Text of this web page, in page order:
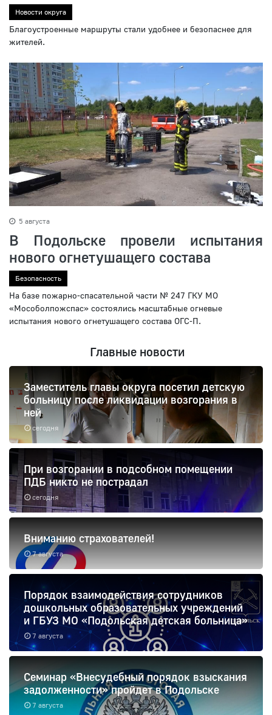
Новости округа
Благоустроенные маршруты стали удобнее и безопаснее для
жителей.
5 августа
В Подольске провели испытания
нового огнетушащего состава
Безопасность
На базе пожарно-спасательной части № 247 ГКУ МО
«Мособолпожспас» состоялись масштабные огневые
испытания нового огнетушащего состава ОГС-П.
Главные новости
сегодня
Заместитель главы округа посетил детскую
больницу после ликвидации возгорания в
ней
сегодня
При возгорании в подсобном помещении
ПДБ никто не пострадал
7 августа
Вниманию страхователей!
7 августа
Порядок взаимодействия сотрудников
дошкольных образовательных учреждений
и ГБУЗ МО «Подольская детская больница»
7 августа
Семинар «Внесудебный порядок взыскания
задолженности» пройдет в Подольске